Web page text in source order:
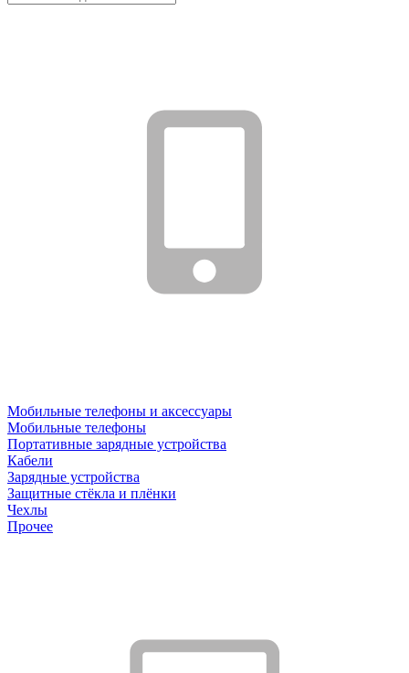
Мобильные телефоны и аксессуары
Мобильные телефоны
Портативные зарядные устройства
Кабели
Зарядные устройства
Защитные стёкла и плёнки
Чехлы
Прочее